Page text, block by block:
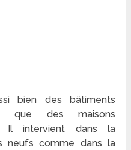
bien des bâtiments
que des maisons
Il intervient dans la
neufs comme dans la